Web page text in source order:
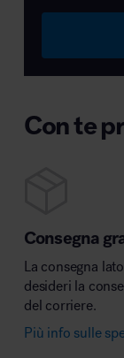
Con te
Consegna
La consegna
desideri la
del corriere.
Più info sulle